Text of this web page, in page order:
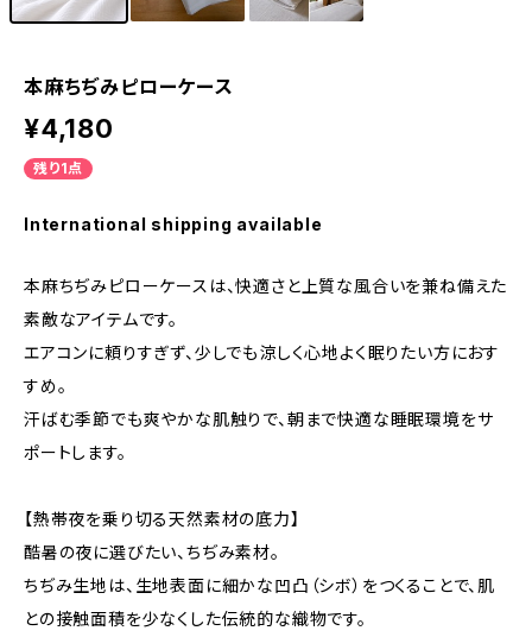
本麻ちぢみピローケース
¥4,180
残り1点
International shipping available
本麻ちぢみピローケースは、快適さと上質な風合いを兼ね備えた
素敵なアイテムです。
エアコンに頼りすぎず、少しでも涼しく心地よく眠りたい方におす
すめ。
汗ばむ季節でも爽やかな肌触りで、朝まで快適な睡眠環境をサ
ポートします。
【熱帯夜を乗り切る天然素材の底力】
酷暑の夜に選びたい、ちぢみ素材。
ちぢみ生地は、生地表面に細かな凹凸（シボ）をつくることで、肌
との接触面積を少なくした伝統的な織物です。